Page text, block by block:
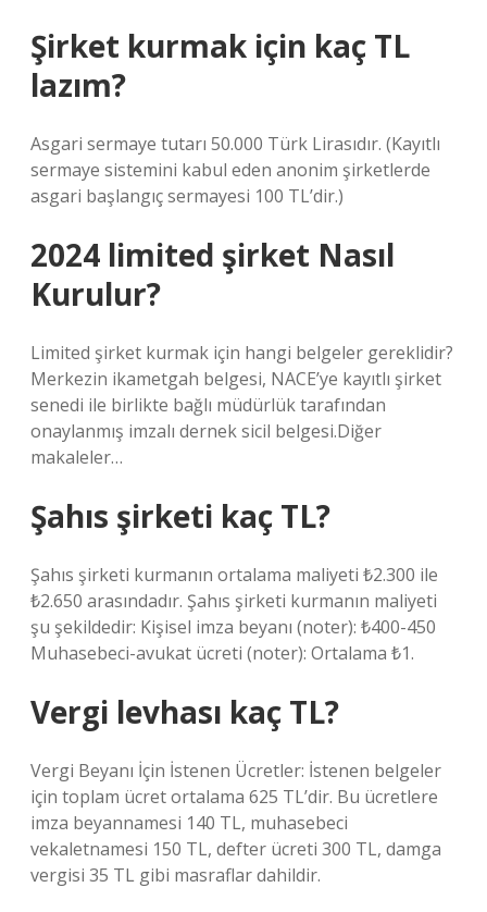
Şirket kurmak için kaç TL
lazım?
Asgari sermaye tutarı 50.000 Türk Lirasıdır. (Kayıtlı
sermaye sistemini kabul eden anonim şirketlerde
asgari başlangıç ​​sermayesi 100 TL’dir.)
2024 limited şirket Nasıl
Kurulur?
Limited şirket kurmak için hangi belgeler gereklidir?
Merkezin ikametgah belgesi, NACE’ye kayıtlı şirket
senedi ile birlikte bağlı müdürlük tarafından
onaylanmış imzalı dernek sicil belgesi.Diğer
makaleler…
Şahıs şirketi kaç TL?
Şahıs şirketi kurmanın ortalama maliyeti ₺2.300 ile
₺2.650 arasındadır. Şahıs şirketi kurmanın maliyeti
şu şekildedir: Kişisel imza beyanı (noter): ₺400-450
Muhasebeci-avukat ücreti (noter): Ortalama ₺1.
Vergi levhası kaç TL?
Vergi Beyanı İçin İstenen Ücretler: İstenen belgeler
için toplam ücret ortalama 625 TL’dir. Bu ücretlere
imza beyannamesi 140 TL, muhasebeci
vekaletnamesi 150 TL, defter ücreti 300 TL, damga
vergisi 35 TL gibi masraflar dahildir.